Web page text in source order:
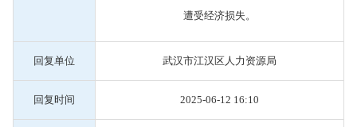
遭受经济损失。
回复单位 武汉市江汉区人力资源局
回复时间 2025-06-12 16:10